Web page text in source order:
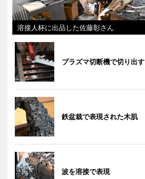
溶接人杯に出品した佐藤彰さん
プラズマ切断機で切り出す
鉄盆栽で表現された木肌
波を溶接で表現